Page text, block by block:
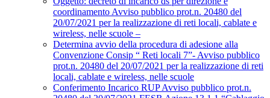
coordinamento Avviso pubblico prot.n. 20480 del
20/07/2021 per la realizzazione di reti locali, cablate e
wireless, nelle scuole –
Determina avvio della procedura di adesione alla
Convenzione Consip “ Reti locali 7”- Avviso pubblico
prot.n. 20480 del 20/07/2021 per la realizzazione di reti
locali, cablate e wireless, nelle scuole
Conferimento Incarico RUP Avviso pubblico prot.n.